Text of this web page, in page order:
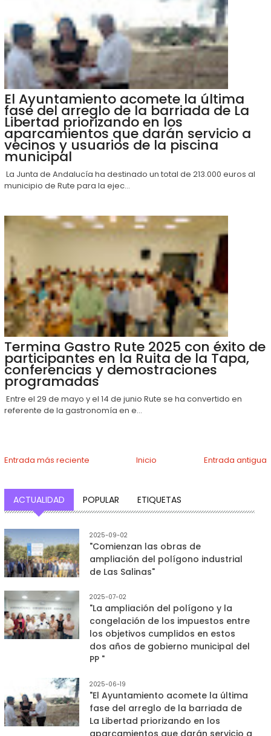
El Ayuntamiento acomete la última
fase del arreglo de la barriada de La
Libertad priorizando en los
aparcamientos que darán servicio a
vecinos y usuarios de la piscina
municipal
La Junta de Andalucía ha destinado un total de 213.000 euros al
municipio de Rute para la ejec...
Termina Gastro Rute 2025 con éxito de
participantes en la Ruita de la Tapa,
conferencias y demostraciones
programadas
Entre el 29 de mayo y el 14 de junio Rute se ha convertido en
referente de la gastronomía en e...
Entrada más reciente Entrada antigua
Inicio
ACTUALIDAD POPULAR ETIQUETAS
2025-09-02
"Comienzan las obras de
ampliación del polígono industrial
de Las Salinas"
2025-07-02
"La ampliación del polígono y la
congelación de los impuestos entre
los objetivos cumplidos en estos
dos años de gobierno municipal del
PP "
2025-06-19
"El Ayuntamiento acomete la última
fase del arreglo de la barriada de
La Libertad priorizando en los
aparcamientos que darán servicio a